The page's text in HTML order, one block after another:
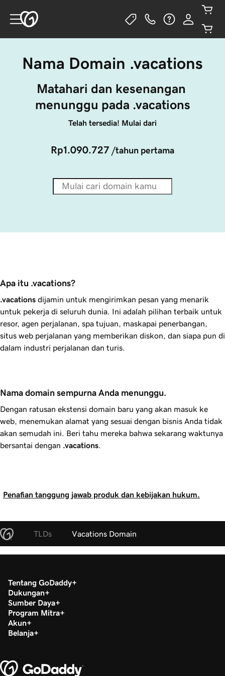
Nama Domain .vacations
Matahari dan kesenangan
menunggu pada .vacations
Telah tersedia! Mulai dari
Rp1.090.727 /tahun pertama
Apa itu .vacations?
.vacations dijamin untuk mengirimkan pesan yang menarik
untuk pekerja di seluruh dunia. Ini adalah pilihan terbaik untuk
resor, agen perjalanan, spa tujuan, maskapai penerbangan,
situs web perjalanan yang memberikan diskon, dan siapa pun di
dalam industri perjalanan dan turis.
Nama domain sempurna Anda menunggu.
Dengan ratusan ekstensi domain baru yang akan masuk ke
web, menemukan alamat yang sesuai dengan bisnis Anda tidak
akan semudah ini. Beri tahu mereka bahwa sekarang waktunya
bersantai dengan .vacations
Penafian tanggung jawab produk dan kebijakan hukum.
TLDs Vacations Domain
Tentang GoDaddy
Dukungan
Sumber Daya
Program Mitra
Akun
Belanja